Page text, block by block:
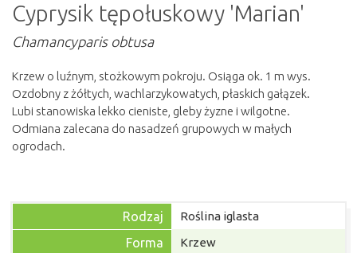
Cyprysik tępołuskowy 'Marian'
Chamancyparis obtusa
Krzew o luźnym, stożkowym pokroju. Osiąga ok. 1 m wys.
Ozdobny z żółtych, wachlarzykowatych, płaskich gałązek.
Lubi stanowiska lekko cieniste, gleby żyzne i wilgotne.
Odmiana zalecana do nasadzeń grupowych w małych
ogrodach.
Rodzaj Roślina iglasta
Forma Krzew